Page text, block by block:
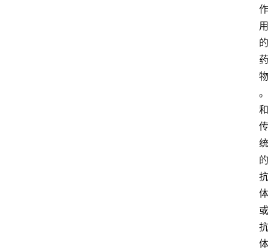
作
用
的
药
物
。
和
传
统
的
抗
体
或
抗
体